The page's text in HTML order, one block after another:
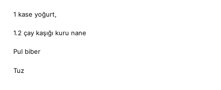
1 kase yoğurt,
1.2 çay kaşığı kuru nane
Pul biber
Tuz